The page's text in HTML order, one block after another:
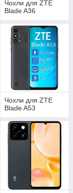
Чохли для ZTE
Blade A36
Чохли для ZTE
Blade A53